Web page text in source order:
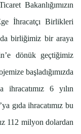
Bakanlığımızın
İhracatçı Birlikleri
birliğimiz bir araya
dönük geçtiğimiz
başladığımızda
6 yılın
gıda ihracatımız bu
112 milyon dolardan